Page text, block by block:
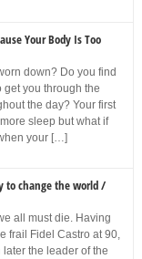
Your Body Is Too
down? Do you find
get you through the
the day? Your first
sleep but what if
your […]
to change the world /
all must die. Having
frail Fidel Castro at 90,
the leader of the